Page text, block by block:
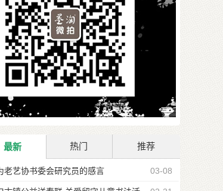
最新 热门 推荐
03-08
老艺协书委会研究员的感言